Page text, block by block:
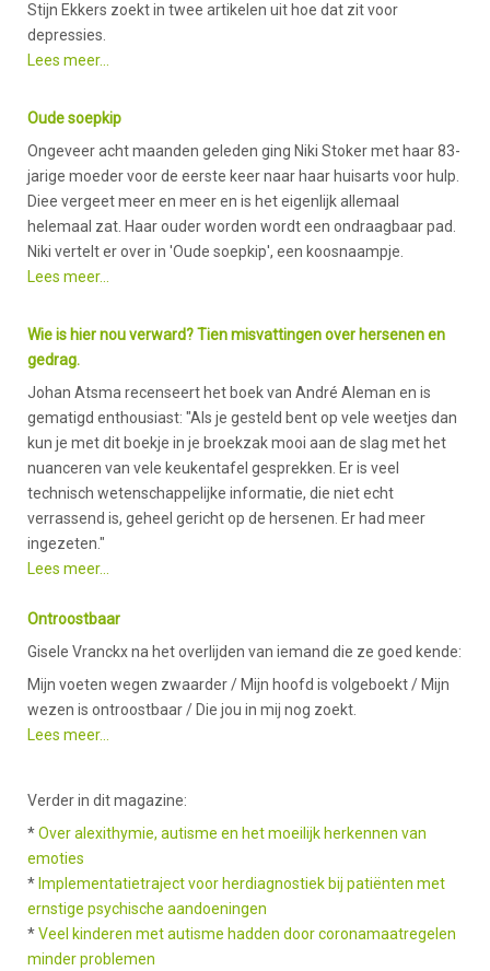
Stijn Ekkers zoekt in twee artikelen uit hoe dat zit voor
depressies.
Lees meer...
Oude soepkip
Ongeveer acht maanden geleden ging Niki Stoker met haar 83-
jarige moeder voor de eerste keer naar haar huisarts voor hulp.
Diee vergeet meer en meer en is het eigenlijk allemaal
helemaal zat. Haar ouder worden wordt een ondraagbaar pad.
Niki vertelt er over in 'Oude soepkip', een koosnaampje.
Lees meer...
Wie is hier nou verward? Tien misvattingen over hersenen en
gedrag.
Johan Atsma recenseert het boek van André Aleman en is
gematigd enthousiast: "Als je gesteld bent op vele weetjes dan
kun je met dit boekje in je broekzak mooi aan de slag met het
nuanceren van vele keukentafel gesprekken. Er is veel
technisch wetenschappelijke informatie, die niet echt
verrassend is, geheel gericht op de hersenen. Er had meer
ingezeten."
Lees meer...
Ontroostbaar
Gisele Vranckx na het overlijden van iemand die ze goed kende:
Mijn voeten wegen zwaarder / Mijn hoofd is volgeboekt / Mijn
wezen is ontroostbaar / Die jou in mij nog zoekt.
Lees meer...
Verder in dit magazine:
*Over alexithymie, autisme en het moeilijk herkennen van
emoties
* Implementatietraject voor herdiagnostiek bij patiënten met
ernstige psychische aandoeningen
*Veel kinderen met autisme hadden door coronamaatregelen
minder problemen